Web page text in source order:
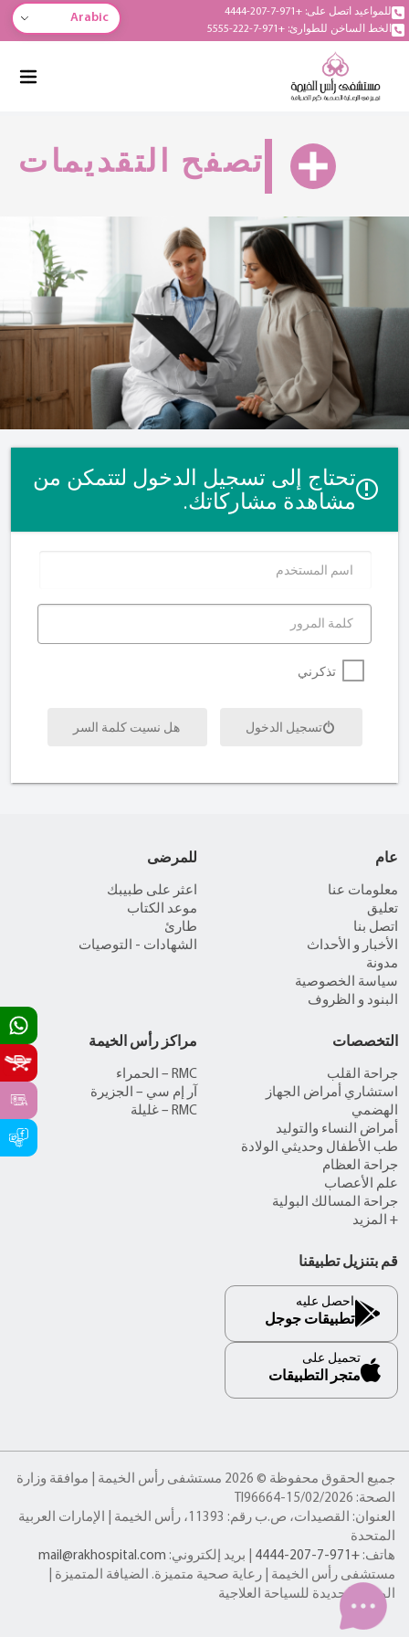
للمواعيد اتصل على: +971-7-207-4444
الخط الساخن للطوارئ: +971-7-222-5555
Arabic
تصفح التقديمات
تحتاج إلى تسجيل الدخول لتتمكن من
مشاهدة مشاركاتك.
اسم المستخدم
كلمة المرور
تذكرني
تسجيل الدخول هل نسيت كلمة السر
عام
معلومات عنا
تعليق
اتصل بنا
الأخبار و الأحداث
مدونة
سياسة الخصوصية
البنود و الظروف
للمرضى
اعثر على طبيبك
موعد الكتاب
طارئ
الشهادات - التوصيات
التخصصات
جراحة القلب
استشاري أمراض الجهاز
الهضمي
أمراض النساء والتوليد
طب الأطفال وحديثي الولادة
جراحة العظام
علم الأعصاب
جراحة المسالك البولية
+ المزيد
مراكز رأس الخيمة
RMC – الحمراء
آر إم سي – الجزيرة
RMC – غليلة
قم بتنزيل تطبيقنا
احصل عليه
تطبيقات جوجل
تحميل على
متجر التطبيقات
جميع الحقوق محفوظة © 2026 مستشفى رأس الخيمة | موافقة وزارة
الصحة: TI96664-15/02/2026
العنوان: القصيدات، ص.ب رقم: 11393، رأس الخيمة | الإمارات العربية
المتحدة
هاتف: +971-7-207-4444 | بريد إلكتروني: mail@rakhospital.com
مستشفى رأس الخيمة | رعاية صحية متميزة. الضيافة المتميزة |
الوجهة الجديدة للسياحة العلاجية